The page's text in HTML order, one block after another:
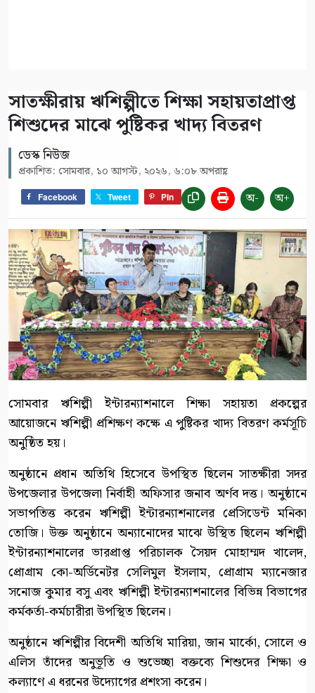
সাতক্ষীরায় ঋশিল্পীতে শিক্ষা সহায়তাপ্রাপ্ত
শিশুদের মাঝে পুষ্টিকর খাদ্য বিতরণ
ডেস্ক নিউজ
প্রকাশিত: সোমবার, ১০ আগস্ট, ২০২৬, ৬:০৮ অপরাহ্ণ
Facebook Tweet Pin অ- অ+
সোমবার ঋশিল্পী ইন্টারন্যাশনালে শিক্ষা সহায়তা প্রকল্পের
আয়োজনে ঋশিল্পী প্রশিক্ষণ কক্ষে এ পুষ্টিকর খাদ্য বিতরণ কর্মসূচি
অনুষ্ঠিত হয়।
অনুষ্ঠানে প্রধান অতিথি হিসেবে উপস্থিত ছিলেন সাতক্ষীরা সদর
উপজেলার উপজেলা নির্বাহী অফিসার জনাব অর্ণব দত্ত। অনুষ্ঠানে
সভাপতিত্ত করেন ঋশিল্পী ইন্টারন্যাশনালের প্রেসিডেন্ট মনিকা
তোজি। উক্ত অনুষ্ঠানে অন্যানোদের মাঝে উস্থিত ছিলেন ঋশিল্পী
ইন্টারন্যাশনালের ভারপ্রাপ্ত পরিচালক সৈয়দ মোহাম্মদ খালেদ,
প্রোগ্রাম কো-অর্ডিনেটর সেলিমুল ইসলাম, প্রোগ্রাম ম্যানেজার
সনোজ কুমার বসু এবং ঋশিল্পী ইন্টারন্যাশনালের বিভিন্ন বিভাগের
কর্মকর্তা-কর্মচারীরা উপস্থিত ছিলেন।
অনুষ্ঠানে ঋশিল্পীর বিদেশী অতিথি মারিয়া, জান মার্কো, সোলে ও
এলিস তাঁদের অনুভূতি ও শুভেচ্ছা বক্তব্যে শিশুদের শিক্ষা ও
কল্যাণে এ ধরনের উদ্যোগের প্রশংসা করেন।